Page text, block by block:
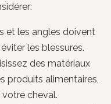
et les angles doivent
les blessures.
des matériaux
produits alimentaires,
cheval.